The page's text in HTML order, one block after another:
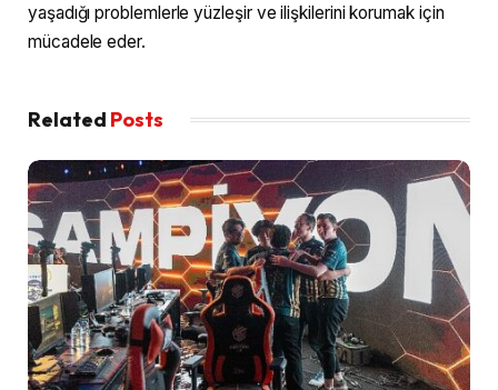
yaşadığı problemlerle yüzleşir ve ilişkilerini korumak için
mücadele eder.
Related Posts